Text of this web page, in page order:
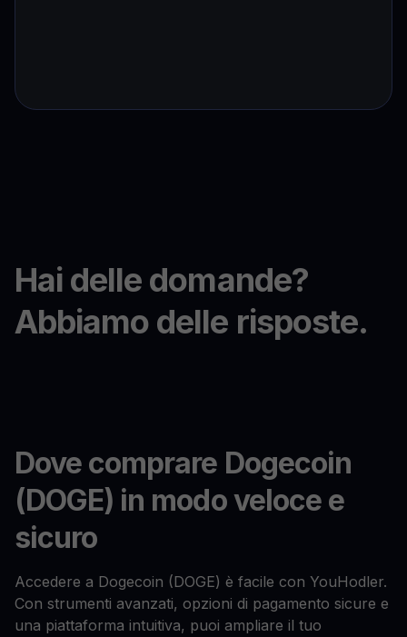
Hai delle domande?
Abbiamo delle risposte.
Dove comprare Dogecoin
(DOGE) in modo veloce e
sicuro
Accedere a Dogecoin (DOGE) è facile con YouHodler.
Con strumenti avanzati, opzioni di pagamento sicure e
una piattaforma intuitiva, puoi ampliare il tuo